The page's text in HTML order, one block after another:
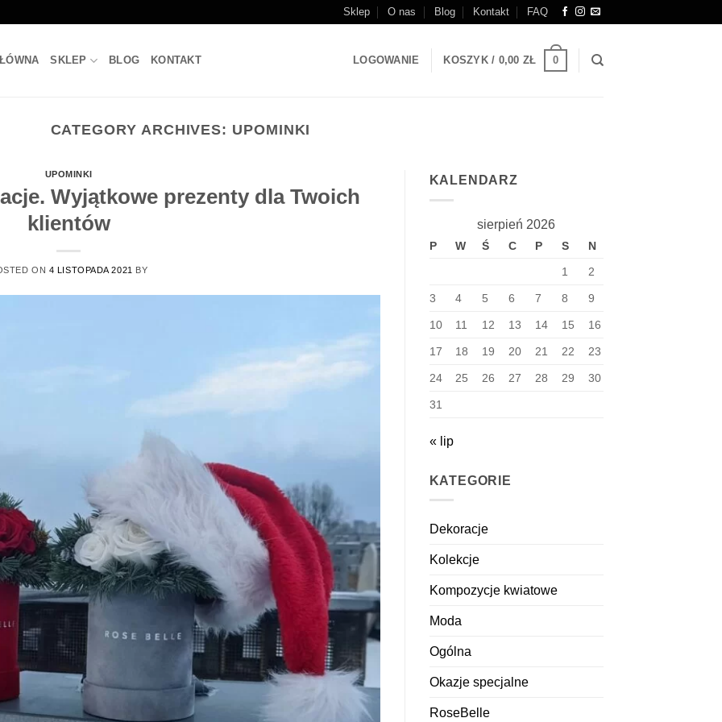
Sklep O nas Blog Kontakt FAQ
SKLEP BLOG KONTAKT LOGOWANIE KOSZYK / 0,00 ZŁ 0
CATEGORY ARCHIVES: UPOMINKI
UPOMINKI
Wyjątkowe prezenty dla Twoich
klientów
ON 4 LISTOPADA 2021 BY
KALENDARZ
sierpień 2026
P W Ś C P S
N
1
2
3 4 5 6 7 8 9
10 11 12 13 14 15 16
17 18 19 20 21 22 23
24 25 26 27 28 29 30
31
« lip
KATEGORIE
Dekoracje
Kolekcje
Kompozycje kwiatowe
Moda
Ogólna
Okazje specjalne
RoseBelle